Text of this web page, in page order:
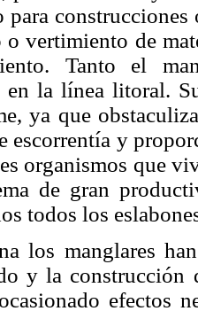
para
vertimiento de
Tanto el
en la línea litoral.
ya que
escorrentía y
organismos que
de gran
todos los
los manglares
y la construcción
efectos